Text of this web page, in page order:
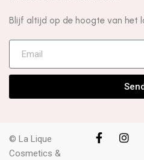
Blijf altijd op de hoogte van het
© La Lique
Cosmetics &